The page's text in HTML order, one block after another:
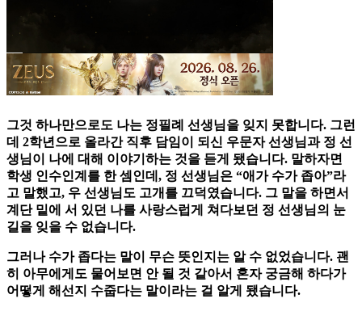
그것 하나만으로도 나는 정필례 선생님을 잊지 못합니다. 그런
데 2학년으로 올라간 직후 담임이 되신 우문자 선생님과 정 선
생님이 나에 대해 이야기하는 것을 듣게 됐습니다. 말하자면
학생 인수인계를 한 셈인데, 정 선생님은 “애가 수가 좁아”라
고 말했고, 우 선생님도 고개를 끄덕였습니다. 그 말을 하면서
계단 밑에 서 있던 나를 사랑스럽게 쳐다보던 정 선생님의 눈
길을 잊을 수 없습니다.
그러나 수가 좁다는 말이 무슨 뜻인지는 알 수 없었습니다. 괜
히 아무에게도 물어보면 안 될 것 같아서 혼자 궁금해 하다가
어떻게 해선지 수줍다는 말이라는 걸 알게 됐습니다.